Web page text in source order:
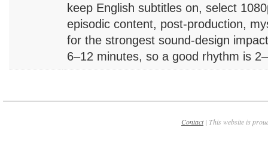
keep English subtitles on, select
episodic content, post-production,
for the strongest sound-design
6–12 minutes, so a good rhythm is
Contact| This website is